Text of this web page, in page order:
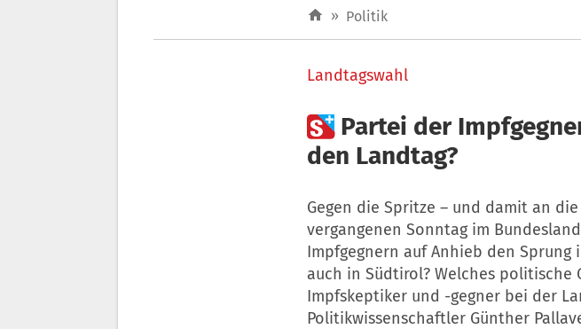
» Politik
Landtagswahl
 Partei der
den Landtag?
Gegen die Spritze – und damit an
vergangenen Sonntag im
Impfgegnern auf Anhieb den Sprung
auch in Südtirol? Welches
Impfskeptiker und -gegner bei der
Politikwissenschaftler Günther